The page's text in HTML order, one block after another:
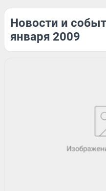
Новости и
января 2009